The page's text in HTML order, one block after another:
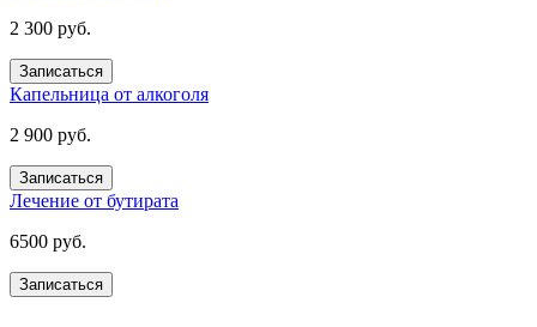
2 300 руб.
Записаться
Капельница от алкоголя
2 900 руб.
Записаться
Лечение от бутирата
6500 руб.
Записаться